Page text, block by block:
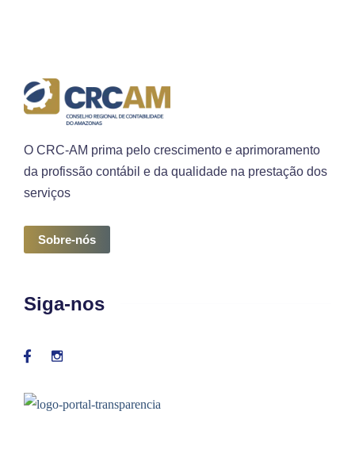
O CRC-AM prima pelo crescimento e aprimoramento
da profissão contábil e da qualidade na prestação dos
serviços
Sobre-nós
Siga-nos